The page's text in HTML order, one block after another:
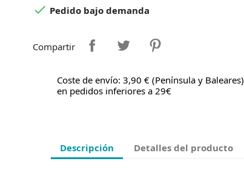
 Pedido bajo demanda
Compartir
Coste de envío: 3,90 € (Península y Baleares)
en pedidos inferiores a 29€
Descripción Detalles del producto